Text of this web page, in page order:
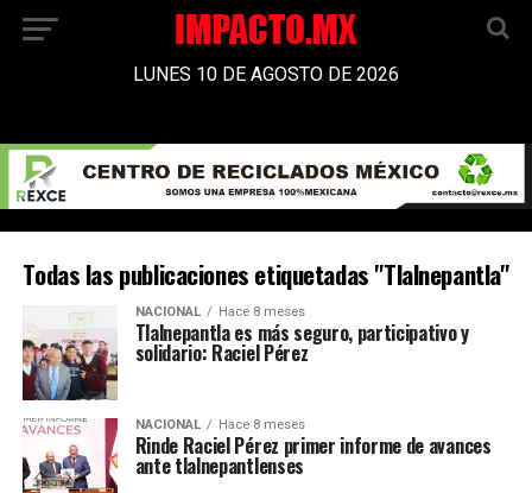
LUNES 10 DE AGOSTO DE 2026
Todas las publicaciones etiquetadas "Tlalnepantla"
NACIONAL Hace 8 meses
Tlalnepantla es más seguro, participativo y
solidario: Raciel Pérez
NACIONAL Hace 8 meses
Rinde Raciel Pérez primer informe de avances
ante tlalnepantlenses